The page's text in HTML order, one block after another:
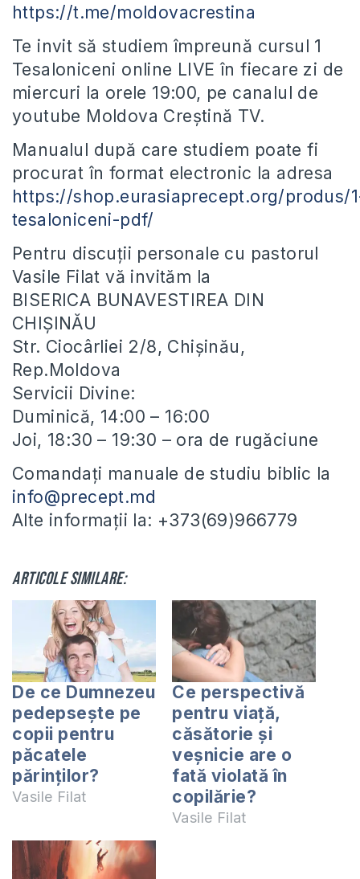
https://t.me/moldovacrestina
Te invit să studiem împreună cursul 1
Tesaloniceni online LIVE în fiecare zi de
miercuri la orele 19:00, pe canalul de
youtube Moldova Creștină TV.
Manualul după care studiem poate fi
procurat în format electronic la adresa
https://shop.eurasiaprecept.org/produs/
tesaloniceni-pdf/
Pentru discuții personale cu pastorul
Vasile Filat vă invităm la
BISERICA BUNAVESTIREA DIN
CHIȘINĂU
Str. Ciocârliei 2/8, Chișinău,
Rep.Moldova
Servicii Divine:
Duminică, 14:00 – 16:00
Joi, 18:30 – 19:30 – ora de rugăciune
Comandați manuale de studiu biblic la
info@precept.md
Alte informații la: +373(69)966779
Articole similare:
De ce Dumnezeu
pedepseşte pe
copii pentru
păcatele
părinţilor?
Vasile Filat
Ce perspectivă
pentru viaţă,
căsătorie şi
veşnicie are o
fată violată în
copilărie?
Vasile Filat